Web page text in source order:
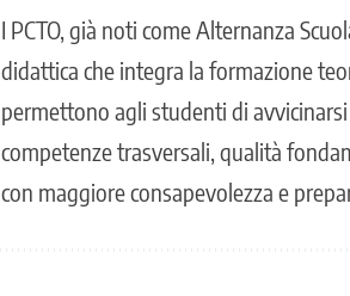
I PCTO, già noti come Alternanza
didattica che integra la formazione
permettono agli studenti di
competenze trasversali, qualità
con maggiore consapevolezza e